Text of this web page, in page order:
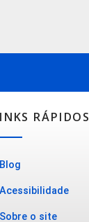
RÁPIDOS
Blog
Acessibilidade
Sobre o site